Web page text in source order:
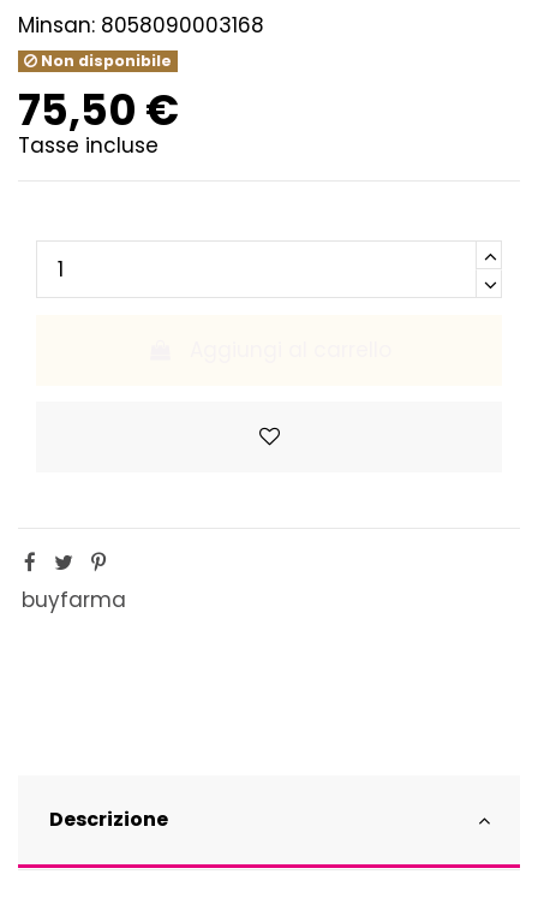
Minsan: 8058090003168
Non disponibile
75,50 €
Tasse incluse
buyfarma
Descrizione